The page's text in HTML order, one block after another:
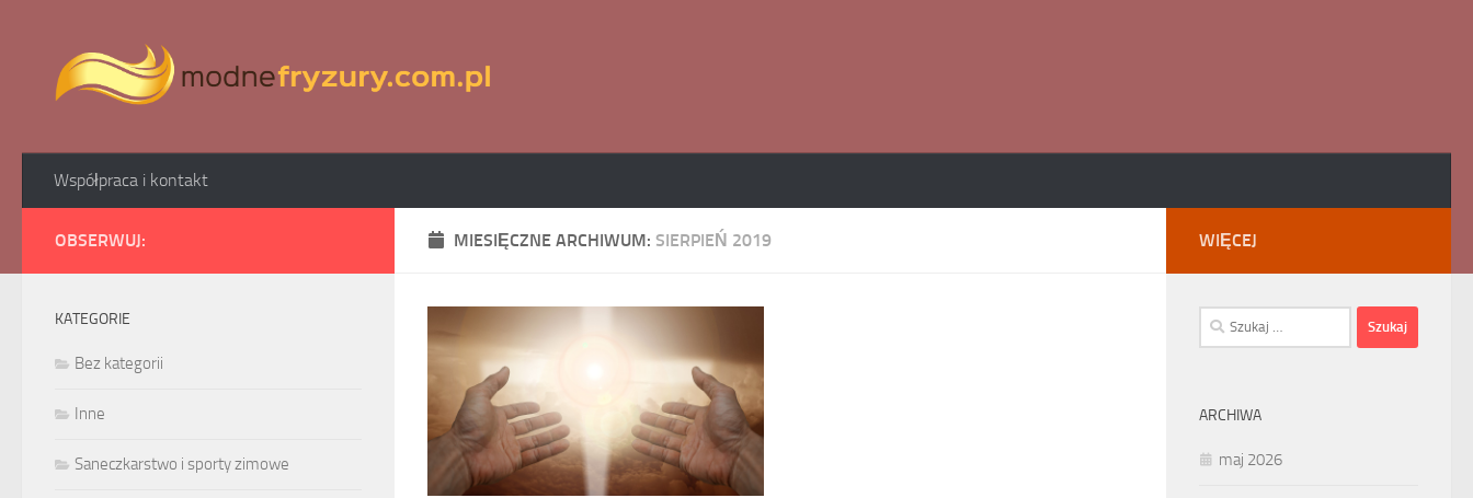
Współpraca i kontakt
MIESIĘCZNE ARCHIWUM: SIERPIEŃ 2019
OBSERWUJ:
KATEGORIE
Bez kategorii
Inne
Saneczkarstwo i sporty zimowe
WIĘCEJ
Szukaj:
ARCHIWA
maj 2026